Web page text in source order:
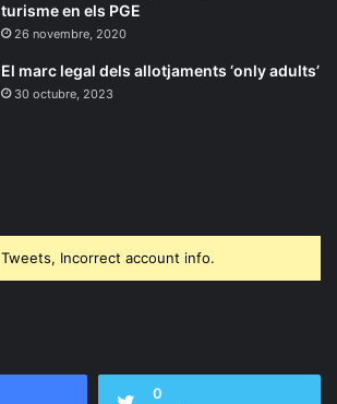
turisme en els PGE
26 novembre, 2020
El marc legal dels allotjaments ‘only adults’
30 octubre, 2023
Incorrect account info.
0